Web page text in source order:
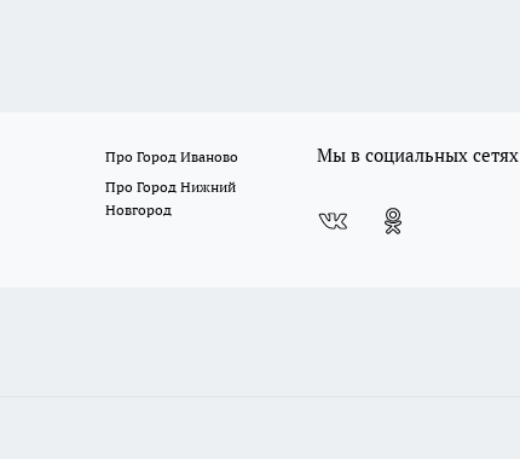
Про Город Иваново
Про Город Нижний
Новгород
Мы в социальных сетях